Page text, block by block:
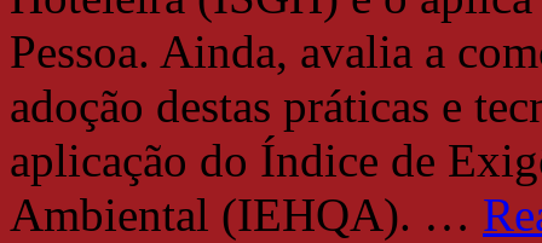
Pessoa. Ainda, avalia a
adoção destas práticas e
aplicação do Índice de
Ambiental (IEHQA). …